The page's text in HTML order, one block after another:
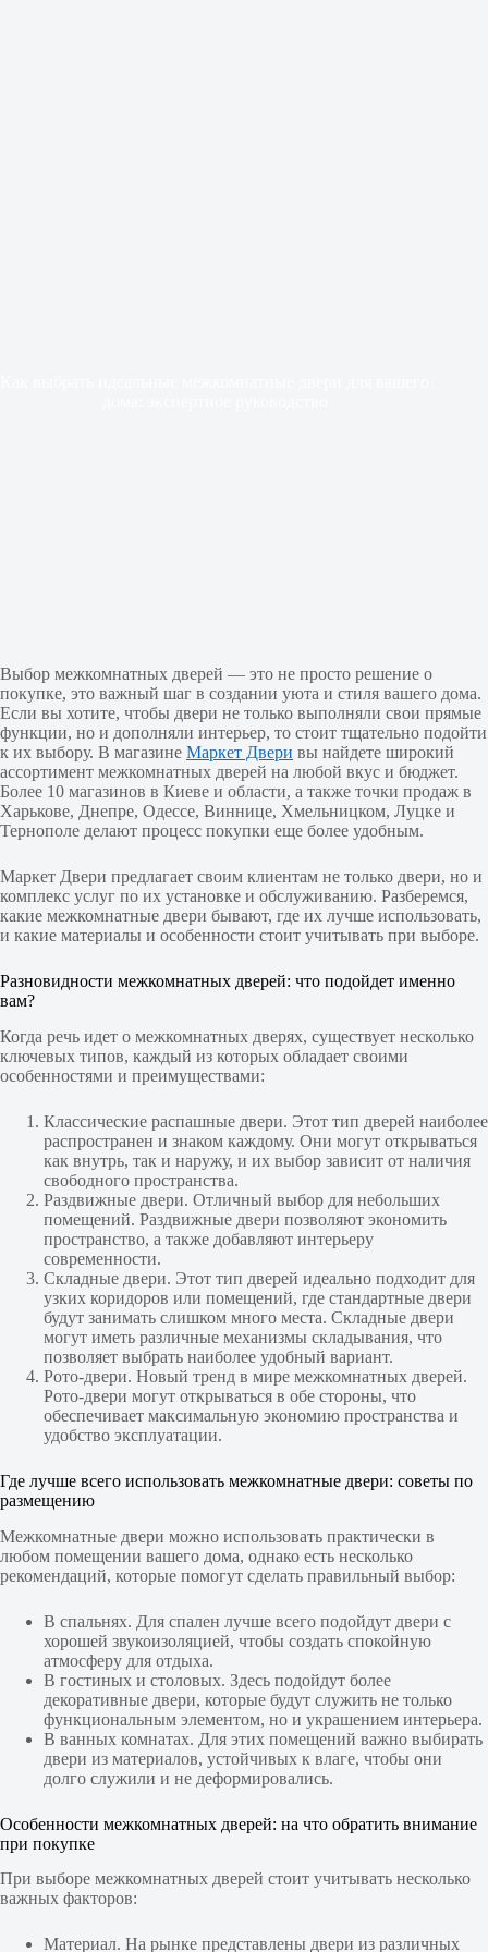
Выбор межкомнатных дверей — это не просто решение о
покупке, это важный шаг в создании уюта и стиля вашего дома.
Если вы хотите, чтобы двери не только выполняли свои прямые
функции, но и дополняли интерьер, то стоит тщательно подойти
к их выбору. В магазине Маркет Двери вы найдете широкий
ассортимент межкомнатных дверей на любой вкус и бюджет.
Более 10 магазинов в Киеве и области, а также точки продаж в
Харькове, Днепре, Одессе, Виннице, Хмельницком, Луцке и
Тернополе делают процесс покупки еще более удобным.
Маркет Двери предлагает своим клиентам не только двери, но и
комплекс услуг по их установке и обслуживанию. Разберемся,
какие межкомнатные двери бывают, где их лучше использовать,
и какие материалы и особенности стоит учитывать при выборе.
Разновидности межкомнатных дверей: что подойдет именно
вам?
Когда речь идет о межкомнатных дверях, существует несколько
ключевых типов, каждый из которых обладает своими
особенностями и преимуществами:
Классические распашные двери. Этот тип дверей наиболее
распространен и знаком каждому. Они могут открываться
как внутрь, так и наружу, и их выбор зависит от наличия
свободного пространства.
Раздвижные двери. Отличный выбор для небольших
помещений. Раздвижные двери позволяют экономить
пространство, а также добавляют интерьеру
современности.
Складные двери. Этот тип дверей идеально подходит для
узких коридоров или помещений, где стандартные двери
будут занимать слишком много места. Складные двери
могут иметь различные механизмы складывания, что
позволяет выбрать наиболее удобный вариант.
Рото-двери. Новый тренд в мире межкомнатных дверей.
Рото-двери могут открываться в обе стороны, что
обеспечивает максимальную экономию пространства и
удобство эксплуатации.
Где лучше всего использовать межкомнатные двери: советы по
размещению
Межкомнатные двери можно использовать практически в
любом помещении вашего дома, однако есть несколько
рекомендаций, которые помогут сделать правильный выбор:
В спальнях. Для спален лучше всего подойдут двери с
хорошей звукоизоляцией, чтобы создать спокойную
атмосферу для отдыха.
В гостиных и столовых. Здесь подойдут более
декоративные двери, которые будут служить не только
функциональным элементом, но и украшением интерьера.
В ванных комнатах. Для этих помещений важно выбирать
двери из материалов, устойчивых к влаге, чтобы они
долго служили и не деформировались.
Особенности межкомнатных дверей: на что обратить внимание
при покупке
При выборе межкомнатных дверей стоит учитывать несколько
важных факторов:
Материал. На рынке представлены двери из различных